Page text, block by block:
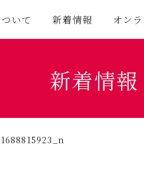
いて 新着情報 オン
新着情報